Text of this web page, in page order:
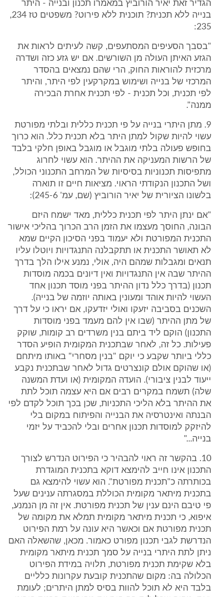
הגדיר זאת יאיר הורוביץ במאמרו תכנון ובנייה - היתר
בנייה ללא תכנית? תוכנית ללא פירוט? משפטים טז 234,
235:
"בסבך הסעיפים המסתעפים, קשה לעיתים לראות את
הגזע האיתן העולה מן השורשים. אם יש גזע כזה ושדרה
מרכזית להוראות החוק, הרי שהם נמצאים בהסדר
המרכזי של בנייה ושימוש במקרקעין לפי היתר, והיתר
לפי תכנית, וכל תכנית - לפי תכנית אחרת הבכירה
ממנה".
9. מתן היתרי בנייה על פי תכנית כללית ובלתי מפורטת
עשוי להיות שקול למתן היתר בלא תכנית כלל. הוא כרוך
בחופש פעולה בלתי מוגבל או מוגבל באופן חלקי בלבד
של הרשות המעניקה את ההיתר. הוא עשוי לחרוג
מתפיסות תכנוניות בסיסיות של המרחב התכנוני הכולל,
ושל התכנון הנקודתי הראוי. מציאות חיים זו תוארה
בלשונו הציורית של יאיר הורוביץ (שם, עמ' 245-6):
"אם ינתן היתר לפי תכנית כללית, מאד ישמח היזם
הבונה, החוסך מעצמו את הזמן הרב הכרוך בהליכי אישור
התכנית המפורטת ולא יעמוד בפני הסיכון הקיים שמא
לא תאושר התכנית או תתקבלנה התנגדויות ויוטלו עליו
תנאים ומגבלות שמהם היה, אולי, נמנע אילו הלך בדרך
ההיתר שבה אין התנגדויות ואין דיונים בכמה מוסדות
תכנון (בדרך כלל נדון ההיתר בפני מוסד תכנון אחד
העשוי להיות אוהד ומעונין באותה יוזמה של בנייה).
השכנים בסביבה יזעקו ואולי יזדעקו, אם יראו כי על דרך
של מתן ההיתר (שבו אין להם מעמד בפני מוסדות
התכנון) הוקם ליד ביתם בנין משרדים רב קומות, שוקק
פעילות. כל זה, לאחר שבתכנית המקומית הופיע הסדר
כללי ביותר שקבע כי יוקם "בנין מסחרי" באותו מיתחם
(או שהוקם אולם קונצרטים גדול לאחר שבתכנית נקבע
ייעוד לבנין ציבורי). הועדה המקומית (או ועדת המשנה
שלה) תשמח במקרים רבים אם היא עצמה תוכל לתת
את ההיתר בלא הליכי התכניות, שכן בכך תוכל לקדם לפי
הבנתה ואינטרסיה את הבנייה והפיתוח במקום בלי
להיזקק למוסדות תכנון אחרים ובלי להכביד על יזמי
בנייה..."
10. בהקשר זה ראוי להבהיר כי הפירוט הנדרש לצורך
התכנון אינו חייב להימצא דוקא בתכנית המוגדרת
בכותרתה כ"תכנית מפורטת". הוא עשוי להימצא גם
בתכנית מיתאר מקומית הכוללת במסגרתה ענינים שעל
פי טיבם הינם ענין של תכנית מפורטת. אין זה מן הנמנע,
איפוא, כי תכנית מיתאר מקומית תמלא את מקומה של
תכנית מפורטת אם וכאשר היא עונה על רמת הפירוט
הנדרשת לגבי תכנון מפורט כאמור. מכאן, שהשאלה האם
ניתן לתת היתרי בנייה על סמך תכנית מיתאר מקומית
בלא שקימת תכנית מפורטת, תלויה במידת הפירוט
הכלולה בה: מקום שהתכנית קובעת עקרונות כלליים
בלבד היא לא תוכל להוות בסיס למתן היתרים; לעומת